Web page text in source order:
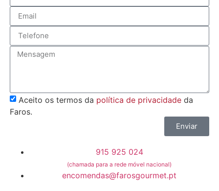
Aceito os termos da política de privacidade da
Faros.
Enviar
915 925 024
(chamada para a rede móvel nacional)
encomendas@farosgourmet.pt